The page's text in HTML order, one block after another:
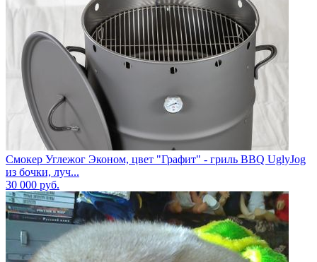
Смокер Углежог Эконом, цвет "Графит" - гриль BBQ UglyJog
из бочки, луч...
30 000 руб.